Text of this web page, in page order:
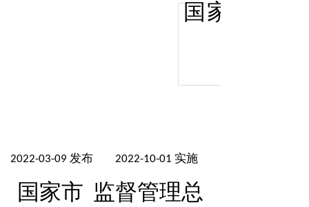
国家标
2022-03-09 发布 2022-10-01 实施
国家市 监督管理总